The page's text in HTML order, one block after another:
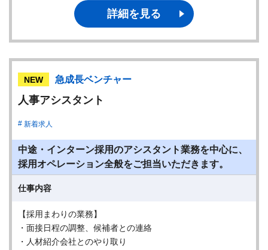
詳細を見る
NEW 急成長ベンチャー
人事アシスタント
新着求人
中途・インターン採用のアシスタント業務を中心に、
採用オペレーション全般をご担当いただきます。
仕事内容
【採用まわりの業務】
・面接日程の調整、候補者との連絡
・人材紹介会社とのやり取り